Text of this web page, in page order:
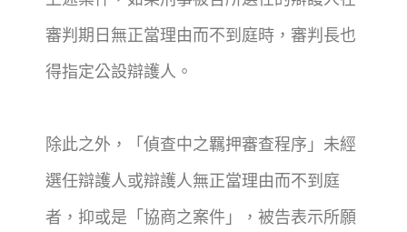
審判期日無正當理由而不到庭時，審判長也
得指定公設辯護人。
除此之外，「偵查中之羈押審查程序」未經
選任辯護人或辯護人無正當理由而不到庭
者，抑或是「協商之案件」，被告表示所願